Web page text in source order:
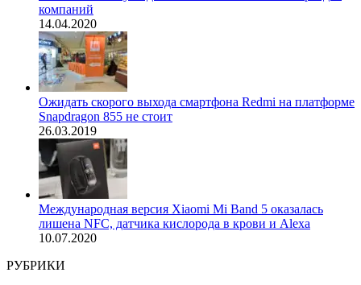
компаний
14.04.2020
Ожидать скорого выхода смартфона Redmi на платформе
Snapdragon 855 не стоит
26.03.2019
Международная версия Xiaomi Mi Band 5 оказалась
лишена NFC, датчика кислорода в крови и Alexa
10.07.2020
РУБРИКИ